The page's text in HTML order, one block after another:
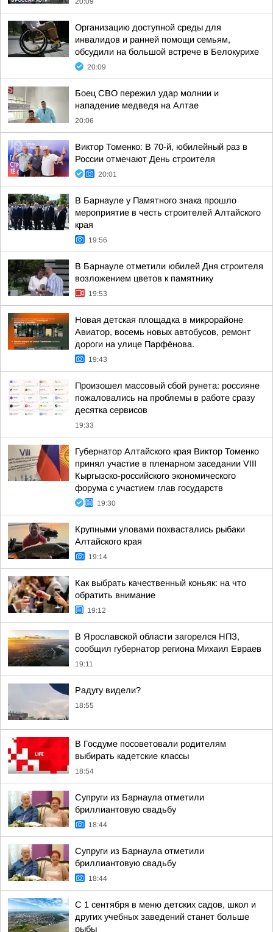
Организацию доступной среды для
инвалидов и ранней помощи семьям,
обсудили на большой встрече в Белокурихе
20:09
Боец СВО пережил удар молнии и
нападение медведя на Алтае
20:06
Виктор Томенко: В 70-й, юбилейный раз в
России отмечают День строителя
20:01
В Барнауле у Памятного знака прошло
мероприятие в честь строителей Алтайского
края
19:56
В Барнауле отметили юбилей Дня строителя
возложением цветов к памятнику
19:53
Новая детская площадка в микрорайоне
Авиатор, восемь новых автобусов, ремонт
дороги на улице Парфёнова.
19:43
Произошел массовый сбой рунета: россияне
пожаловались на проблемы в работе сразу
десятка сервисов
19:33
Губернатор Алтайского края Виктор Томенко
принял участие в пленарном заседании VIII
Кыргызско-российского экономического
форума с участием глав государств
19:30
Крупными уловами похвастались рыбаки
Алтайского края
19:14
Как выбрать качественный коньяк: на что
обратить внимание
19:12
В Ярославской области загорелся НПЗ,
сообщил губернатор региона Михаил Евраев
19:11
Радугу видели?
18:55
В Госдуме посоветовали родителям
выбирать кадетские классы
18:54
Супруги из Барнаула отметили
бриллиантовую свадьбу
18:44
Супруги из Барнаула отметили
бриллиантовую свадьбу
18:44
С 1 сентября в меню детских садов, школ и
других учебных заведений станет больше
рыбы